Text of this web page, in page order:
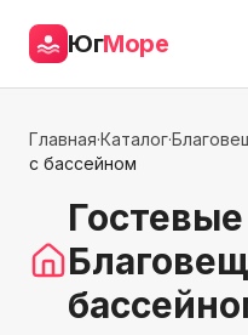
ЮгМоре
Главная·Каталог·
с бассейном